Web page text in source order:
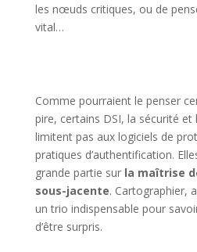
les nœuds critiques, ou de
vital…
Comme pourraient le penser
pire, certains DSI, la sécurité et
limitent pas aux logiciels de
pratiques d’authentification.
grande partie sur la maîtrise
sous-jacente. Cartographier,
un trio indispensable pour
d’être surpris.